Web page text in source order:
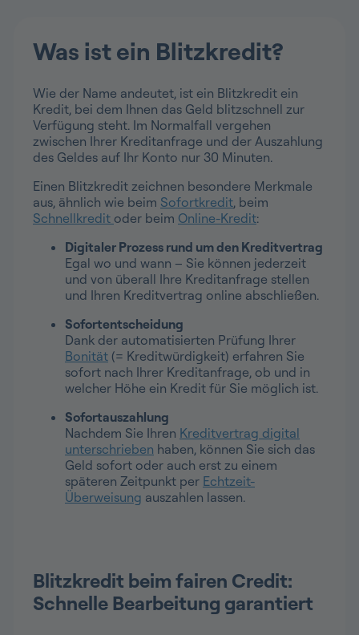
Was ist ein Blitzkredit?
Wie der Name andeutet, ist ein Blitzkredit ein
Kredit, bei dem Ihnen das Geld blitzschnell zur
Verfügung steht. Im Normalfall vergehen
zwischen Ihrer Kreditanfrage und der Auszahlung
des Geldes auf Ihr Konto nur 30 Minuten.
Einen Blitzkredit zeichnen besondere Merkmale
aus, ähnlich wie beim Sofortkredit, beim
Schnellkredit oder beim Online-Kredit:
Digitaler Prozess rund um den Kreditvertrag
Egal wo und wann – Sie können jederzeit
und von überall Ihre Kreditanfrage stellen
und Ihren Kreditvertrag online abschließen.
Sofortentscheidung
Dank der automatisierten Prüfung Ihrer
Bonität (= Kreditwürdigkeit) erfahren Sie
sofort nach Ihrer Kreditanfrage, ob und in
welcher Höhe ein Kredit für Sie möglich ist.
Sofortauszahlung
Nachdem Sie Ihren Kreditvertrag digital
unterschrieben haben, können Sie sich das
Geld sofort oder auch erst zu einem
späteren Zeitpunkt per Echtzeit-
Überweisung auszahlen lassen.
Blitzkredit beim fairen Credit:
Schnelle Bearbeitung garantiert